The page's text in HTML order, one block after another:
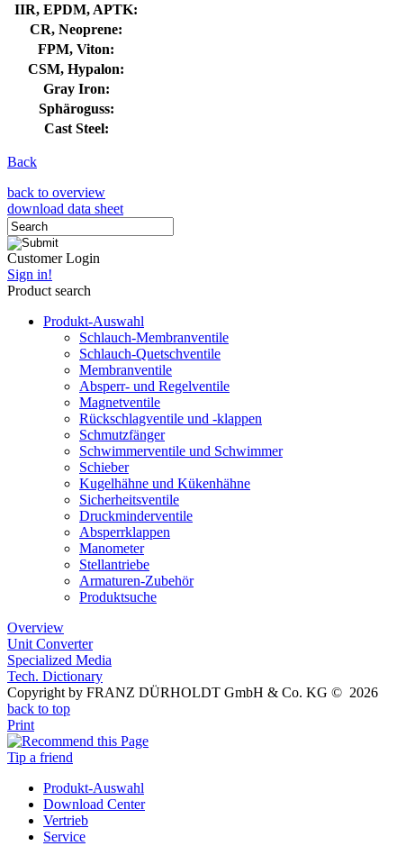
IIR, EPDM, APTK:
CR, Neoprene:
FPM, Viton:
CSM, Hypalon:
Gray Iron:
Sphäroguss:
Cast Steel:
Back
back to overview
download data sheet
Customer Login
Sign in!
Product search
Produkt-Auswahl
Schlauch-Membranventile
Schlauch-Quetschventile
Membranventile
Absperr- und Regelventile
Magnetventile
Rückschlagventile und -klappen
Schmutzfänger
Schwimmerventile und Schwimmer
Schieber
Kugelhähne und Kükenhähne
Sicherheitsventile
Druckminderventile
Absperrklappen
Manometer
Stellantriebe
Armaturen-Zubehör
Produktsuche
Overview
Unit Converter
Specialized Media
Tech. Dictionary
Copyright by FRANZ DÜRHOLDT GmbH & Co. KG © 2026
back to top
Print
Tip a friend
Produkt-Auswahl
Download Center
Vertrieb
Service